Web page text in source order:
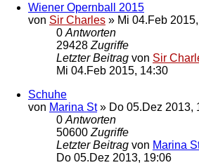
Wiener Opernball 2015
von Sir Charles » Mi 04.Feb
0 Antworten
29428 Zugriffe
Letzter Beitrag von Sir
Mi 04.Feb 2015, 14:30
Schuhe
von Marina St» Do 05.Dez 2013,
0 Antworten
50600 Zugriffe
Letzter Beitrag von Marina
Do 05.Dez 2013, 19:06